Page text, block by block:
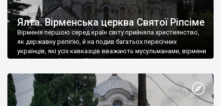
Ялта. Вірменська церква Святої Ріпсіме
Вірменія першою серед країн світу прийняла християнство,
як державну релігію, й на подив багатьох пересічних
українців, які усіх кавказців вважають мусульманами, вірмени
є відданими вірянами Христа